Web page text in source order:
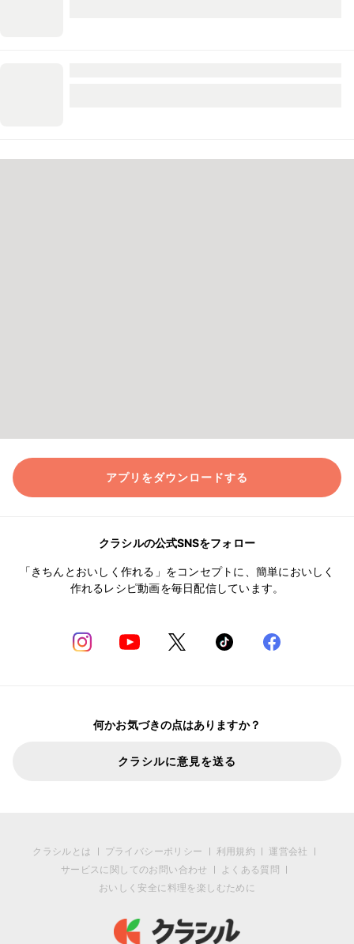
アプリをダウンロードする
クラシルの公式SNSをフォロー
「きちんとおいしく作れる」をコンセプトに、簡単においしく
作れるレシピ動画を毎日配信しています。
何かお気づきの点はありますか？
クラシルに意見を送る
クラシルとは プライバシーポリシー 利用規約
運営会社
サービスに関してのお問い合わせ
よくある質問
おいしく安全に料理を楽しむために